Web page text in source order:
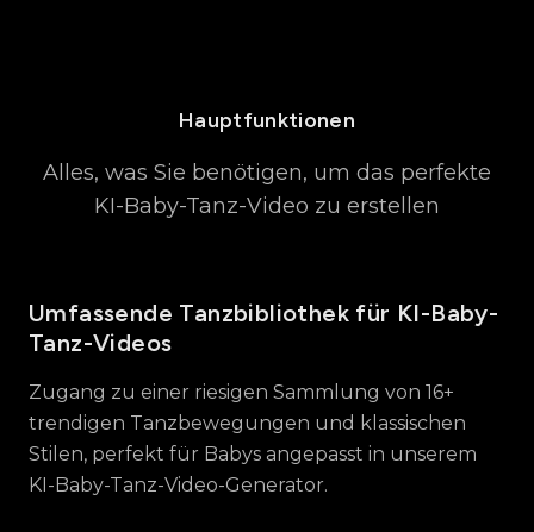
Hauptfunktionen
Alles, was Sie benötigen, um das perfekte
KI-Baby-Tanz-Video zu erstellen
Umfassende Tanzbibliothek für KI-Baby-
Tanz-Videos
Zugang zu einer riesigen Sammlung von 16+
trendigen Tanzbewegungen und klassischen
Stilen, perfekt für Babys angepasst in unserem
KI-Baby-Tanz-Video-Generator.